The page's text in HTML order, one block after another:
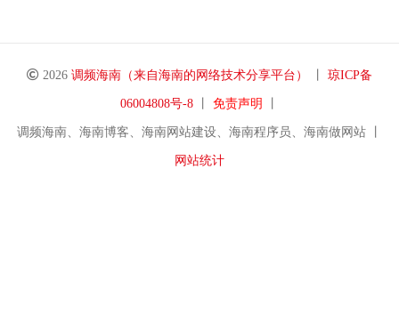
2026 调频海南（来自海南的网络技术分享平台） 琼ICP备
06004808号-8 免责声明
调频海南、海南博客、海南网站建设、海南程序员、海南做网站 丨
网站统计